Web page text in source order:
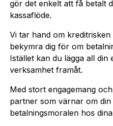
gör det enkelt att få betalt
kassaflöde.
Vi tar hand om
bekymra dig för om
Istället kan du lägga all din
verksamhet framåt.
Med stort engagemang
partner som värnar om
betalningsmoralen hos